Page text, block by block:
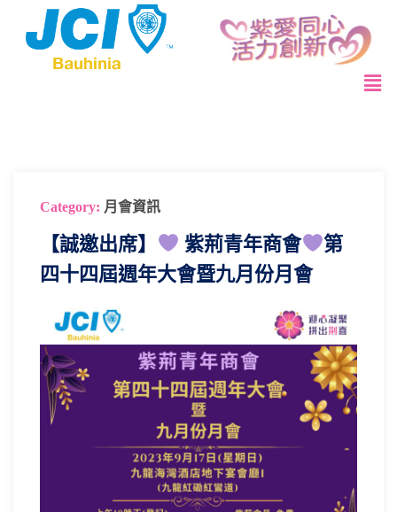
Category: 月會資訊
【誠邀出席】 紫荊青年商會
第
四十四屆週年大會暨九月份月會